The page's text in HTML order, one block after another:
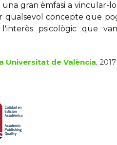
una gran èmfasi a vincular-
qualsevol concepte que
psicològic que
Universitat de València, 2017